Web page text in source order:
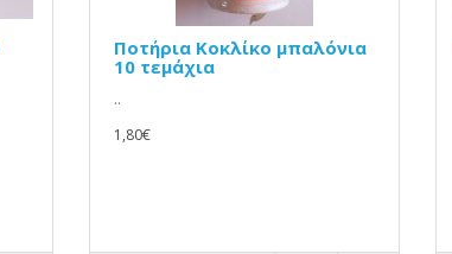
Ποτήρια Κοκλίκο μπαλόνια
10 τεμάχια
..
1,80€